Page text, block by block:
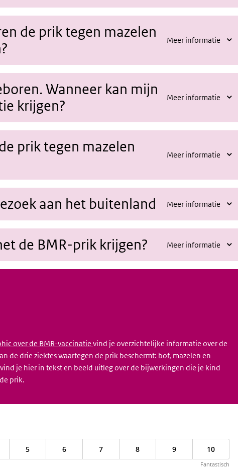
de prik tegen mazelen
Meer informatie
Wanneer kan mijn
krijgen?
Meer informatie
prik tegen mazelen
Meer informatie
aan het buitenland Meer informatie
de BMR-prik krijgen? Meer informatie
over de BMR-vaccinatie vind je overzichtelijke informatie over de
de drie ziektes waartegen de prik beschermt: bof, mazelen en
je hier in tekst en beeld uitleg over de bijwerkingen die je kind
prik.
5 6 7 8 9 10
Fantastisch